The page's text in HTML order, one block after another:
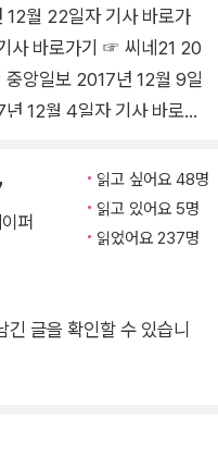
월 22일자 기사 바로가
사 바로가기 ☞ 씨네21 20
앙일보 2017년 12월 9일
12월 4일자 기사 바로가
경향신문 2017년 12월 1
년 12월 1일자 기사 바로
기사 바로가기 ☞ 매일신
년 11월 30일자 기사
일자 기사 바로가기 ☞ 연
가기 ☞ 세계일보 2017
평등을 어떻게 해결할 것
퍼
읽고 싶어요 48명
읽고 있어요 5명
읽었어요 237명
글을 확인할 수 있습니